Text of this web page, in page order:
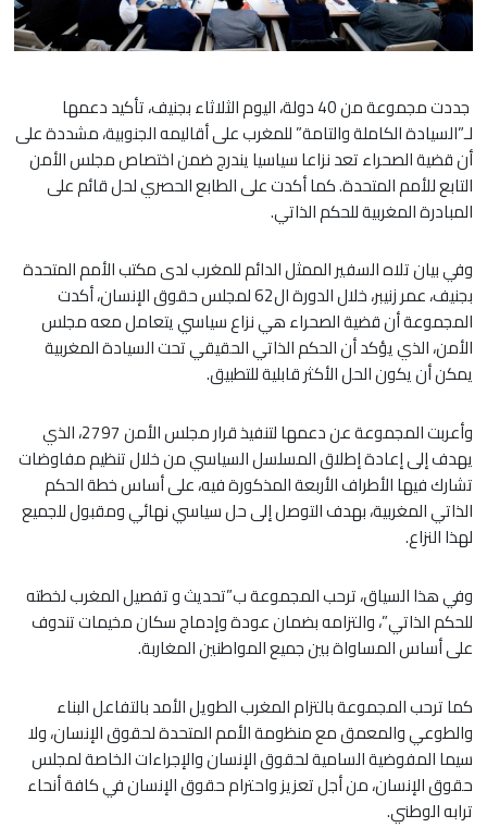
جددت مجموعة من 40 دولة، اليوم الثلاثاء بجنيف، تأكيد دعمها
لـ”السيادة الكاملة والتامة” للمغرب على أقاليمه الجنوبية، مشددة على
أن قضية الصحراء تعد نزاعا سياسيا يندرج ضمن اختصاص مجلس الأمن
التابع للأمم المتحدة. كما أكدت على الطابع الحصري لحل قائم على
المبادرة المغربية للحكم الذاتي.
وفي بيان تلاه السفير الممثل الدائم للمغرب لدى مكتب الأمم المتحدة
بجنيف، عمر زنيبر، خلال الدورة ال62 لمجلس حقوق الإنسان، أكدت
المجموعة أن قضية الصحراء هي نزاع سياسي يتعامل معه مجلس
الأمن، الذي يؤكد أن الحكم الذاتي الحقيقي تحت السيادة المغربية
يمكن أن يكون الحل الأكثر قابلية للتطبيق.
وأعربت المجموعة عن دعمها لتنفيذ قرار مجلس الأمن 2797، الذي
يهدف إلى إعادة إطلاق المسلسل السياسي من خلال تنظيم مفاوضات
تشارك فيها الأطراف الأربعة المذكورة فيه، على أساس خطة الحكم
الذاتي المغربية، بهدف التوصل إلى حل سياسي نهائي ومقبول للجميع
لهذا النزاع.
وفي هذا السياق، ترحب المجموعة ب”تحديث و تفصيل المغرب لخطته
للحكم الذاتي”، والتزامه بضمان عودة وإدماج سكان مخيمات تندوف
على أساس المساواة بين جميع المواطنين المغاربة.
كما ترحب المجموعة بالتزام المغرب الطويل الأمد بالتفاعل البناء
والطوعي والمعمق مع منظومة الأمم المتحدة لحقوق الإنسان، ولا
سيما المفوضية السامية لحقوق الإنسان والإجراءات الخاصة لمجلس
حقوق الإنسان، من أجل تعزيز واحترام حقوق الإنسان في كافة أنحاء
ترابه الوطني.